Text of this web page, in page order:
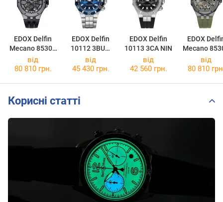
EDOX Delfin
Mecano 85303
357GN NGN
EDOX Delfin
10112 3BUM
BUIN
EDOX Delfin
10113 3CA NIN
EDOX
Mecano
357GNCAV
VONB
від
80 810 грн.
від
45 430 грн.
від
42 560 грн.
від
80 810
Корисні статті